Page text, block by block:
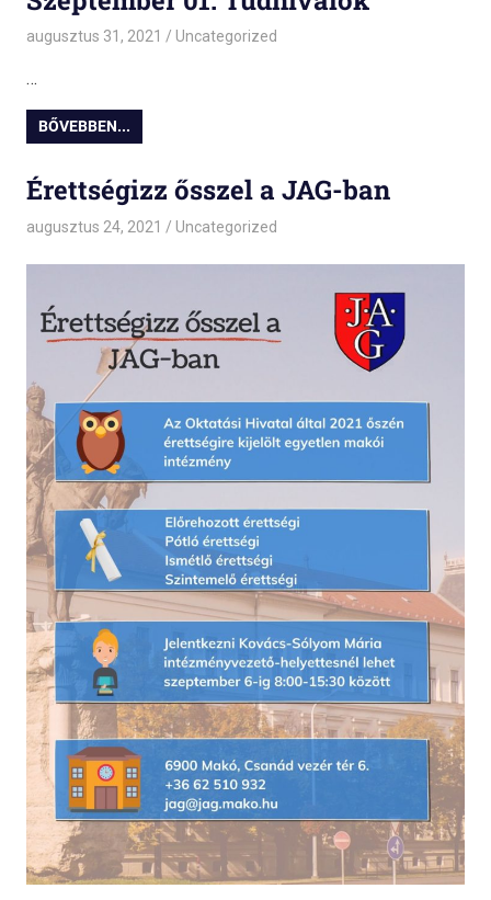
augusztus 31, 2021 admin
Uncategorized
…
BŐVEBBEN...
Érettségizz ősszel a JAG-ban
augusztus 24, 2021 admin
Uncategorized